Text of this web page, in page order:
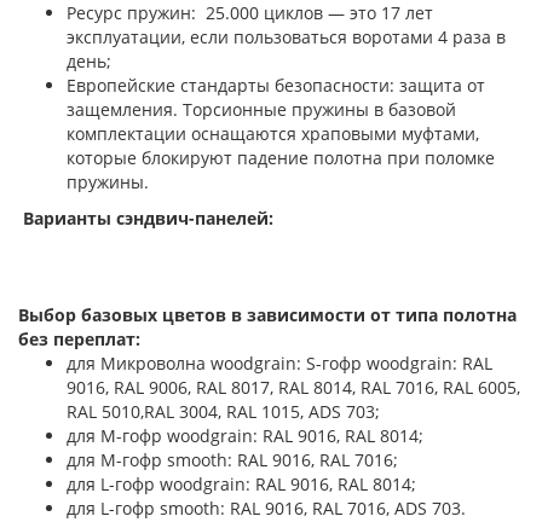
Ресурс пружин: 25.000 циклов — это 17 лет
эксплуатации, если пользоваться воротами 4 раза в
день;
Европейские стандарты безопасности: защита от
защемления. Торсионные пружины в базовой
комплектации оснащаются храповыми муфтами,
которые блокируют падение полотна при поломке
пружины.
Варианты сэндвич-панелей:
Выбор базовых цветов в зависимости от типа полотна
без переплат:
для Микроволна woodgrain: S-гофр woodgrain: RAL
9016, RAL 9006, RAL 8017, RAL 8014, RAL 7016, RAL 6005,
RAL 5010,RAL 3004, RAL 1015, ADS 703;
для М-гофр woodgrain: RAL 9016, RAL 8014;
для М-гофр smooth: RAL 9016, RAL 7016;
для L-гофр woodgrain: RAL 9016, RAL 8014;
для L-гофр smooth: RAL 9016, RAL 7016, ADS 703.